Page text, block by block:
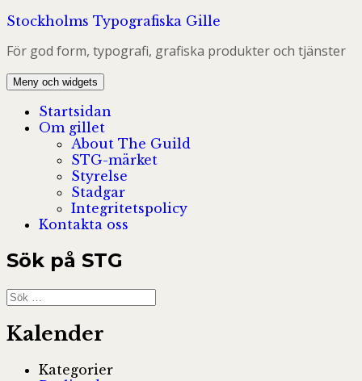
Hoppa
innehåll
Stockholms Typografiska Gille
För god form, typografi, grafiska produkter och tjänster
Meny och widgets
Startsidan
Om gillet
About The Guild
STG-märket
Styrelse
Stadgar
Integritetspolicy
Kontakta oss
Sök på STG
Sök
efter:
Kalender
Kategorier